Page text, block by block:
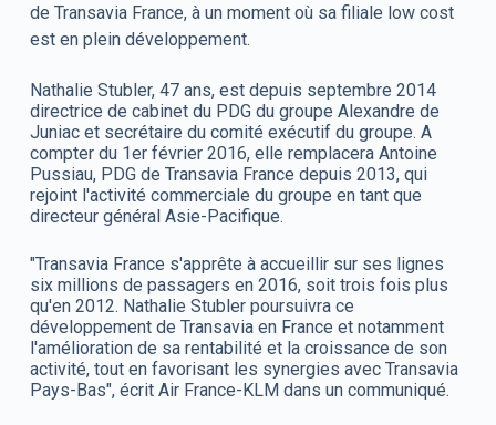
de Transavia France, à un moment où sa filiale low cost
est en plein développement.
Nathalie Stubler, 47 ans, est depuis septembre 2014
directrice de cabinet du PDG du groupe Alexandre de
Juniac et secrétaire du comité exécutif du groupe. A
compter du 1er février 2016, elle remplacera Antoine
Pussiau, PDG de Transavia France depuis 2013, qui
rejoint l'activité commerciale du groupe en tant que
directeur général Asie-Pacifique.
"Transavia France s'apprête à accueillir sur ses lignes
six millions de passagers en 2016, soit trois fois plus
qu'en 2012. Nathalie Stubler poursuivra ce
développement de Transavia en France et notamment
l'amélioration de sa rentabilité et la croissance de son
activité, tout en favorisant les synergies avec Transavia
Pays-Bas", écrit Air France-KLM dans un communiqué.